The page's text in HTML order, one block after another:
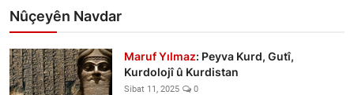
Nûçeyên Navdar
Maruf Yılmaz: Peyva Kurd, Gutî,
Kurdolojî û Kurdistan
Sibat 11, 2025 0